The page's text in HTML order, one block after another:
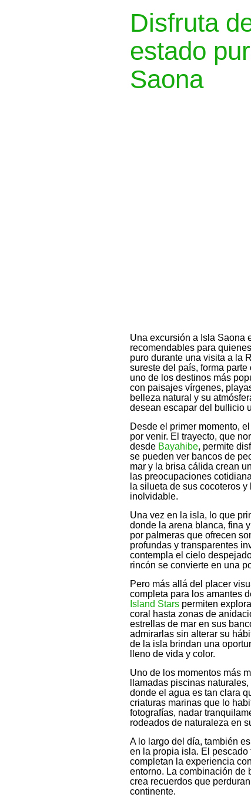
Disfruta
estado
Saona
Una excursión a Isla Saona
recomendables para
puro durante una visita a la
sureste del país, forma
uno de los destinos más
con paisajes vírgenes,
belleza natural y su
desean escapar del bullicio
Desde el primer momento,
por venir. El trayecto, que
desde Bayahibe, permite
se pueden ver bancos de
mar y la brisa cálida crean
las preocupaciones
la silueta de sus cocoteros
inolvidable.
Una vez en la isla, lo que
donde la arena blanca, fina
por palmeras que ofrecen
profundas y transparentes
contempla el cielo
rincón se convierte en una
Pero más allá del placer
completa para los amantes
Island Stars permiten
coral hasta zonas de
estrellas de mar en sus
admirarlas sin alterar su
de la isla brindan una
lleno de vida y color.
Uno de los momentos más
llamadas piscinas
donde el agua es tan clara
criaturas marinas que lo
fotografías, nadar
rodeados de naturaleza en
A lo largo del día, también
en la propia isla. El
completan la experiencia
entorno. La combinación de
crea recuerdos que
continente.